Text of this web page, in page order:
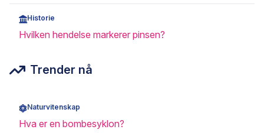
Historie
Hvilken hendelse markerer pinsen?
Trender nå
Naturvitenskap
Hva er en bombesyklon?